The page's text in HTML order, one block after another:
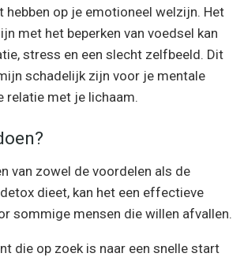
hebben op je emotioneel welzijn. Het
met het beperken van voedsel kan
stress en een slecht zelfbeeld. Dit
schadelijk zijn voor je mentale
relatie met je lichaam.
van zowel de voordelen als de
dieet, kan het een effectieve
sommige mensen die willen afvallen.
die op zoek is naar een snelle start